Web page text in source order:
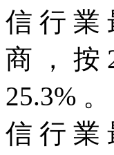
信 行 業
商 ， 按
25.3%
信 行 業